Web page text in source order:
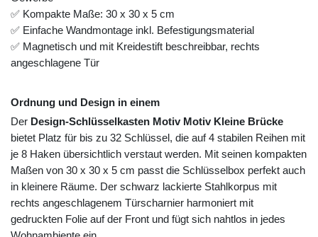
✅ Kompakte Maße: 30 x 30 x 5 cm
✅ Einfache Wandmontage inkl. Befestigungsmaterial
✅ Magnetisch und mit Kreidestift beschreibbar, rechts
angeschlagene Tür
Ordnung und Design in einem
Der Design-Schlüsselkasten Motiv Motiv Kleine Brücke
bietet Platz für bis zu 32 Schlüssel, die auf 4 stabilen Reihen mit
je 8 Haken übersichtlich verstaut werden. Mit seinen kompakten
Maßen von 30 x 30 x 5 cm passt die Schlüsselbox perfekt auch
in kleinere Räume. Der schwarz lackierte Stahlkorpus mit
rechts angeschlagenem Türscharnier harmoniert mit
gedruckten Folie auf der Front und fügt sich nahtlos in jedes